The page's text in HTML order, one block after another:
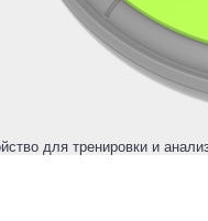
для тренировки и